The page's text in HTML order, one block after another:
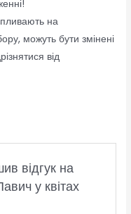
на
можуть бути змінені
від
відгук на
у квітах